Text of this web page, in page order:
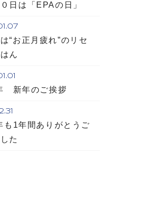
日は「EPAの日」
“お正月疲れ”のリセ
ん
新年のご挨拶
も1年間ありがとうご
た